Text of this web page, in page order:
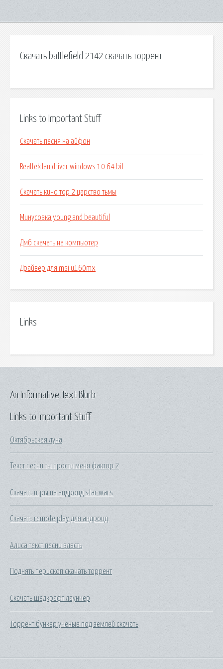
Скачать battlefield 2142 скачать торрент
Links to Important Stuff
Скачать песня на айфон
Realtek lan driver windows 10 64 bit
Скачать кино тор 2 царство тьмы
Минусовка young and beautiful
Дмб скачать на компьютер
Драйвер для msi u160mx
Links
Links to Important Stuff
Октябрьская луна
Текст песни ты прости меня фактор 2
Скачать игры на андроид star wars
Скачать remote play для андроид
Алиса текст песни власть
Поднять перископ скачать торрент
Скачать шедкрафт лаунчер
Торрент бункер ученые под землей скачать
An Informative Text Blurb